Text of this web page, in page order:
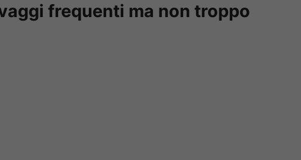
frequenti ma non troppo